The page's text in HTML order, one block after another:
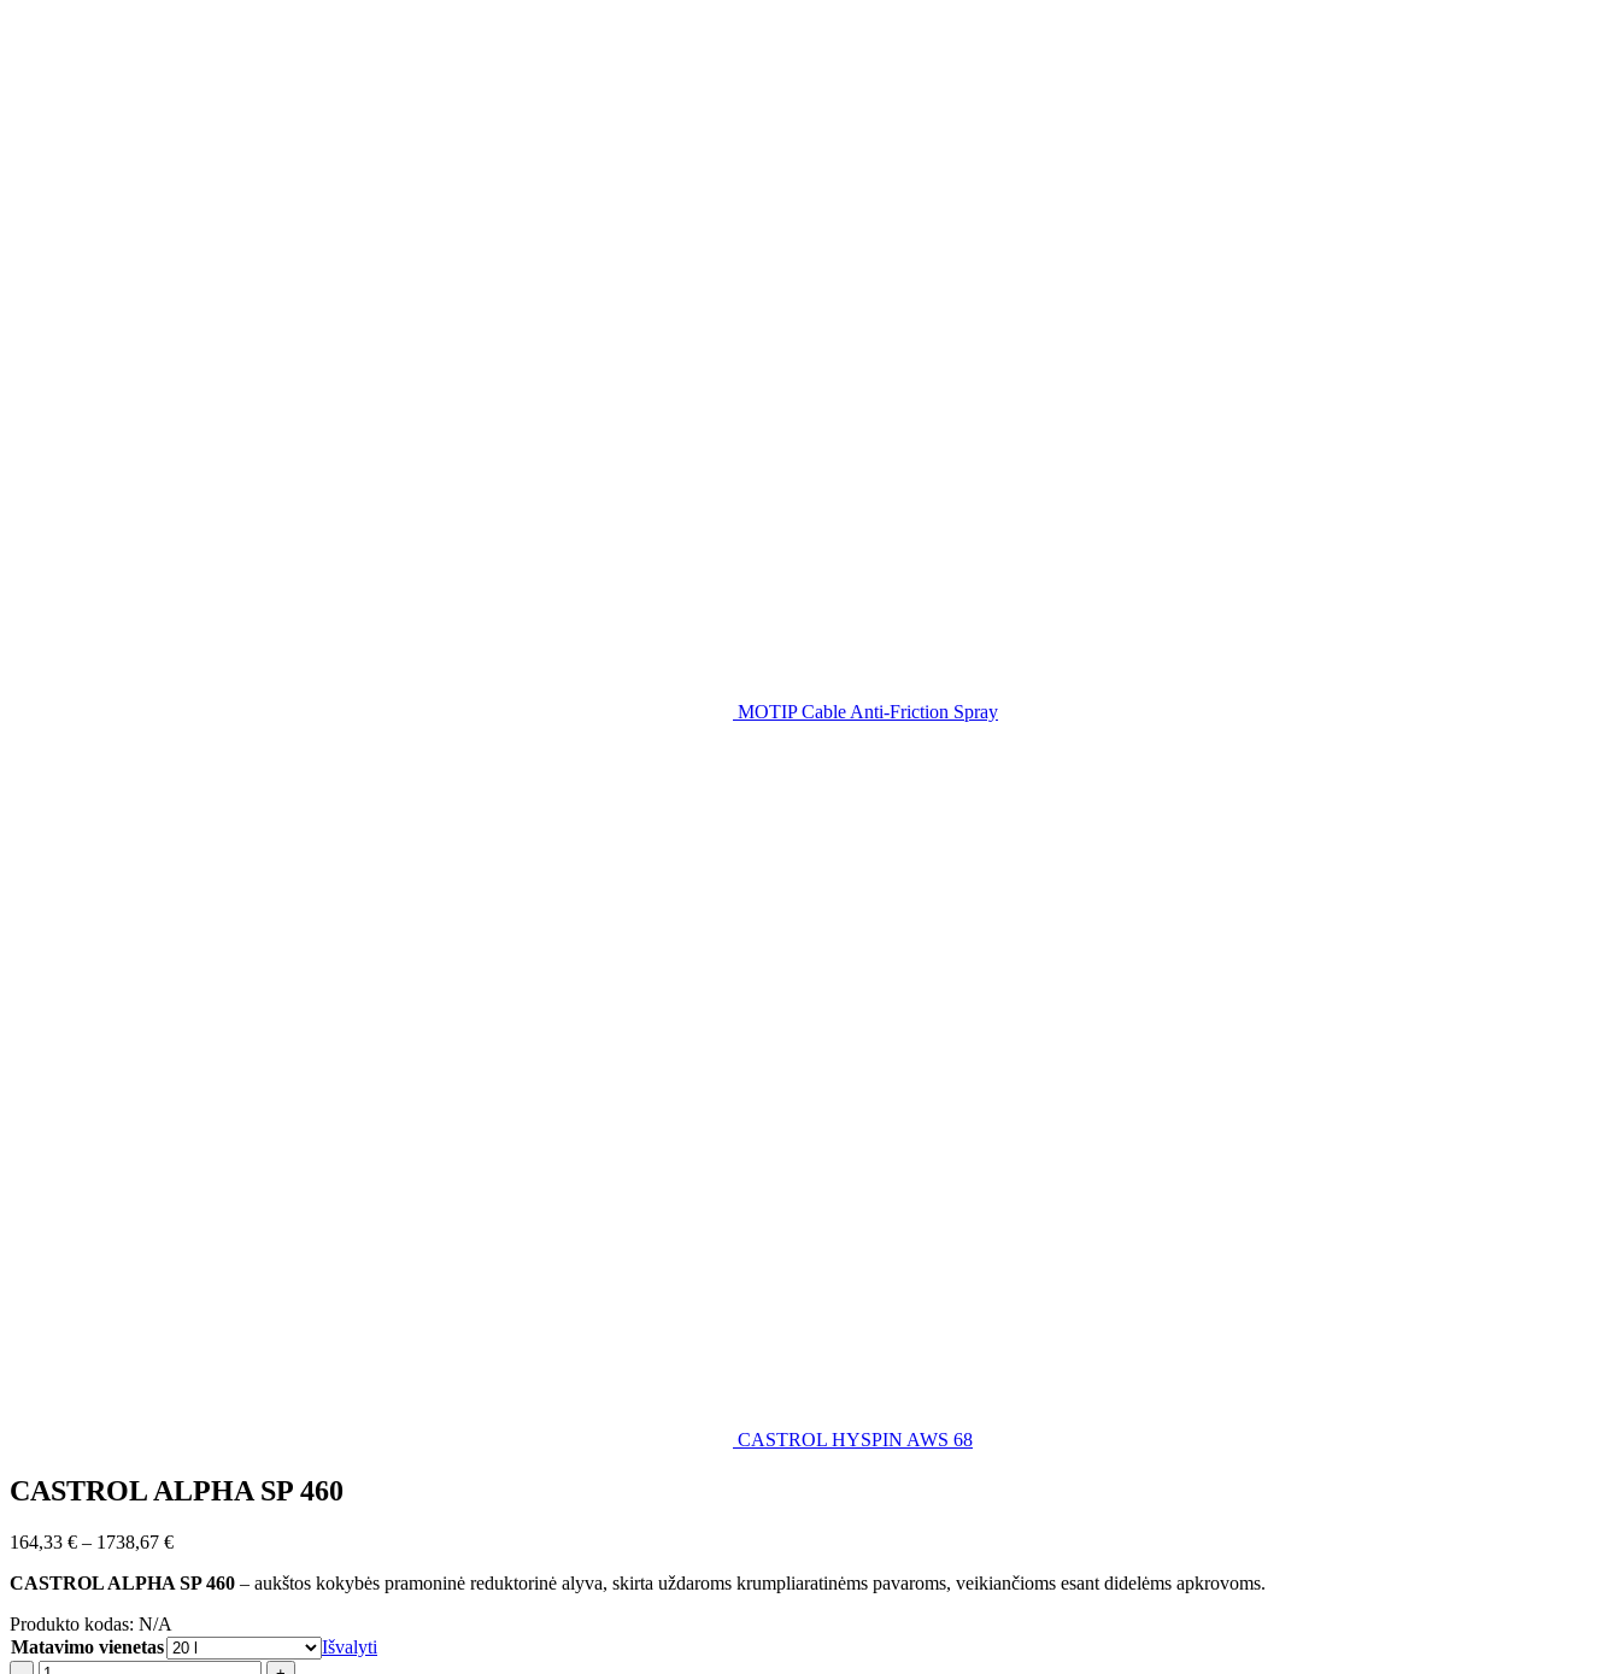
MOTIP Cable Anti-Friction Spray
CASTROL HYSPIN AWS 68
CASTROL ALPHA SP 460
164,33 € – 1738,67 €Price
164,33 €
CASTROL ALPHA SP 460 – aukštos kokybės pramoninė reduktorinė alyva, skirta uždaroms krumpliaratinėms pavaroms, veikiančioms esant didelėms apkrovoms.
Produkto kodas: N/A
Matavimo vienetas
Išvalyti